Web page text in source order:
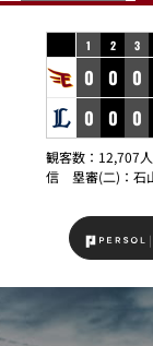
1 2 3
0 0 0
0 0 0
観客数：12,707
信 塁審(二)：石